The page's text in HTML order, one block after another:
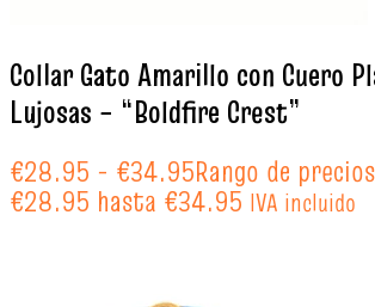
Collar Gato Amarillo con Cuero
Lujosas – “Boldfire Crest”
€28.95 - €34.95Rango de
€28.95 hasta €34.95 IVA incluido